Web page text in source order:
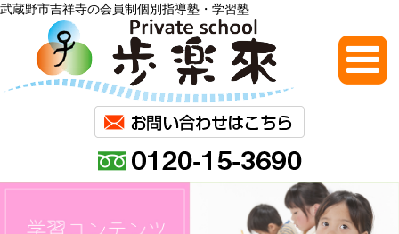
武蔵野市吉祥寺の会員制個別指導塾・学習塾